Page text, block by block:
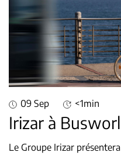
09 Sep <1min
Irizar à
Le Groupe Irizar